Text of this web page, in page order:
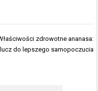
zdrowotne ananasa:
do lepszego samopoczucia